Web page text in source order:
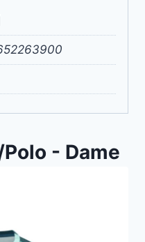
- Dame